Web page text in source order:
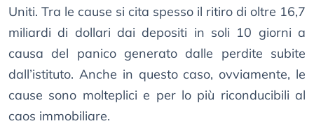
Uniti. Tra le cause si cita spesso il ritiro di oltre 16,7
miliardi di dollari dai depositi in soli 10 giorni a
causa del panico generato dalle perdite subite
dall’istituto. Anche in questo caso, ovviamente, le
cause sono molteplici e per lo più riconducibili al
caos immobiliare.